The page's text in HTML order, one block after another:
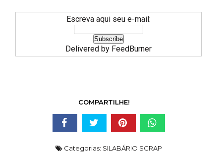
Escreva aqui seu e-mail:
Delivered by FeedBurner
COMPARTILHE!
Categorias: SILABÁRIO SCRAP